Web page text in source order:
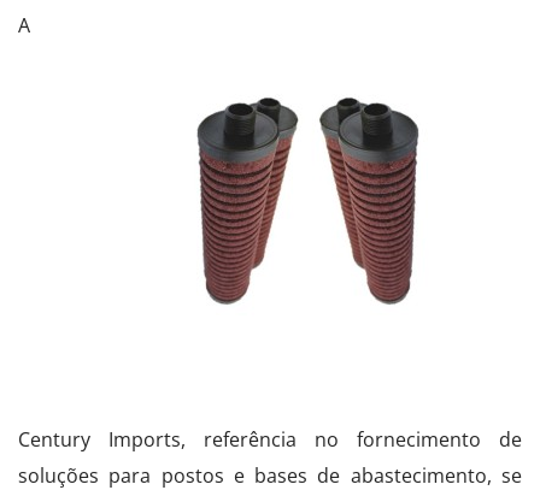
A
Century Imports, referência no fornecimento de
soluções para postos e bases de abastecimento, se